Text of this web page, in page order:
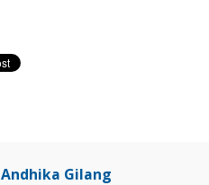
Andhika Gilang